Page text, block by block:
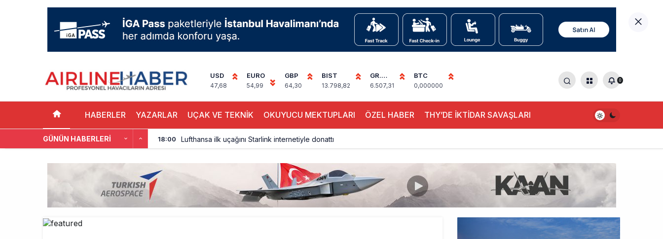
USD
47,68
EURO
54,99
GBP
64,30
BIST
13.798,82
GR.
ALTIN
6.507,31
BTC
0,000000
0
HABERLER YAZARLAR UÇAK VE TEKNİK OKUYUCU MEKTUPLARI ÖZEL HABER THY’DE İKTİDAR SAVAŞLARI
GÜNÜN HABERLERI 18:00 Lufthansa ilk uçağını Starlink internetiyle donattı
British Airways A380 seferlerini yüzde 28 azaltıyor
Çiti aştı, bakım uçağına girdi: Uyurken yakalandı